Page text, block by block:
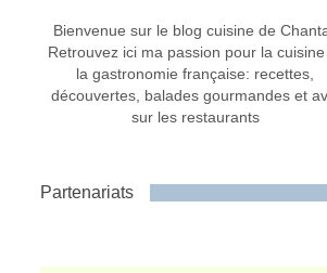
Bienvenue sur le blog cuisine de
Retrouvez ici ma passion pour la
la gastronomie française: recettes,
découvertes, balades gourmandes et
sur les restaurants
Partenariats